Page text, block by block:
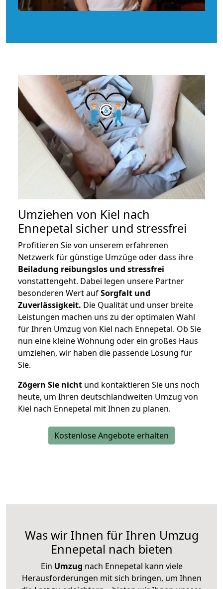
Umziehen von Kiel nach
Ennepetal sicher und stressfrei
Profitieren Sie von unserem erfahrenen
Netzwerk für günstige Umzüge oder dass ihre
Beiladung reibungslos und stressfrei
vonstattengeht. Dabei legen unsere Partner
besonderen Wert aufSorgfalt und
Zuverlässigkeit. Die Qualität und unser breite
Leistungen machen uns zu der optimalen Wahl
für Ihren Umzug von Kiel nach Ennepetal. Ob Sie
nun eine kleine Wohnung oder ein großes Haus
umziehen, wir haben die passende Lösung für
Sie.
Zögern Sie nicht und kontaktieren Sie uns noch
heute, um Ihren deutschlandweiten Umzug von
Kiel nach Ennepetal mit Ihnen zu planen.
Kostenlose Angebote erhalten
Was wir Ihnen für Ihren Umzug
Ennepetal nach bieten
Ein Umzug nach Ennepetal kann viele
Herausforderungen mit sich bringen, um Ihnen